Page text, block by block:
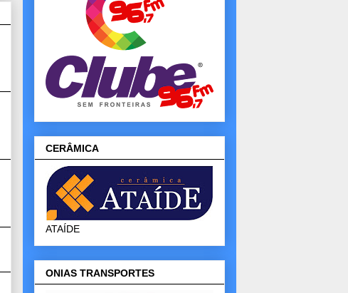
CERÂMICA
ATAÍDE
ONIAS TRANSPORTES